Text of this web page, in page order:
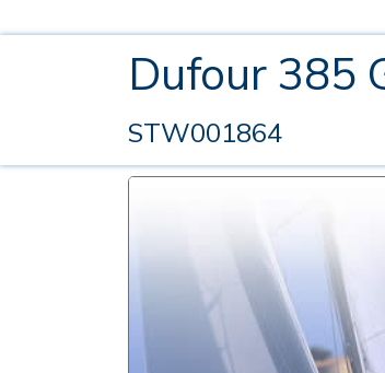
Dufour 385
STW001864